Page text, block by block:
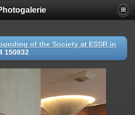
of the Society at ESSR in
150832